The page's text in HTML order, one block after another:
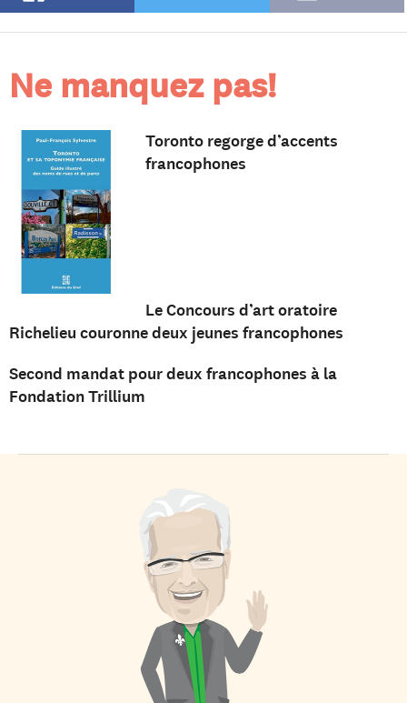
Ne manquez pas!
Toronto regorge d’accents
francophones
Le Concours d’art oratoire
Richelieu couronne deux jeunes francophones
Second mandat pour deux francophones à la
Fondation Trillium